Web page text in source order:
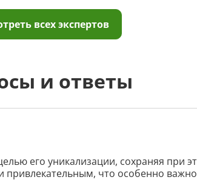
всех экспертов
и ответы
его уникализации, сохраняя при
привлекательным, что особенно